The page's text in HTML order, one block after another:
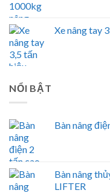
Xe nâng tay
NỔI BẬT
Bàn nâng
Bàn nâng
LIFTER